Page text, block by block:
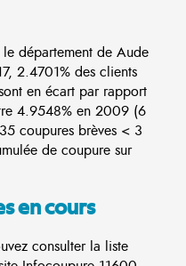
département de Aude
2.4701% des clients
en écart par rapport
4.9548% en 2009 (6
coupures brèves < 3
de coupure sur
en cours
consulter la liste